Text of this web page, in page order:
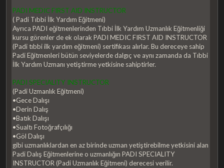
PADI MEDIC FIRST AID INSTRUCTOR
( Padi Tıbbi İlk Yardım Eğitmeni)
Ayrıca PADI eğitmenlerinden Tıbbi İlk Yardım Uzmanlık Eğitmenliği
kursu görenler de ek olarak PADI MEDIC FIRST AID INSTRUCTOR
(Padi tıbbi ilk yardım eğitmeni) sertifikası alırlar. Bu dereceye sahip
Padi Eğitmenleri bütün seviyelerde dalgıç ve aynı zamanda da Tıbbi
İlk Yardım Uzmanı yetiştirme yetkisine sahiptirler.
PADI SPECIALITY INSTRUCTOR
(Padi Uzmanlık Eğitmeni)
•Gece Dalışı
•Derin Dalış
•Batık Dalışı
•Sualtı Fotoğrafçılığı
•Göl Dalışı
gibi uzmanlıklardan en az birinde uzman yetiştirebilme yetkisini alan
Padi Dalış Eğitmenlerine o uzmanlığın PADI SPECIALITY
INSTRUCTOR (Padi Uzmanlık Eğitmeni) derecesi verilir.